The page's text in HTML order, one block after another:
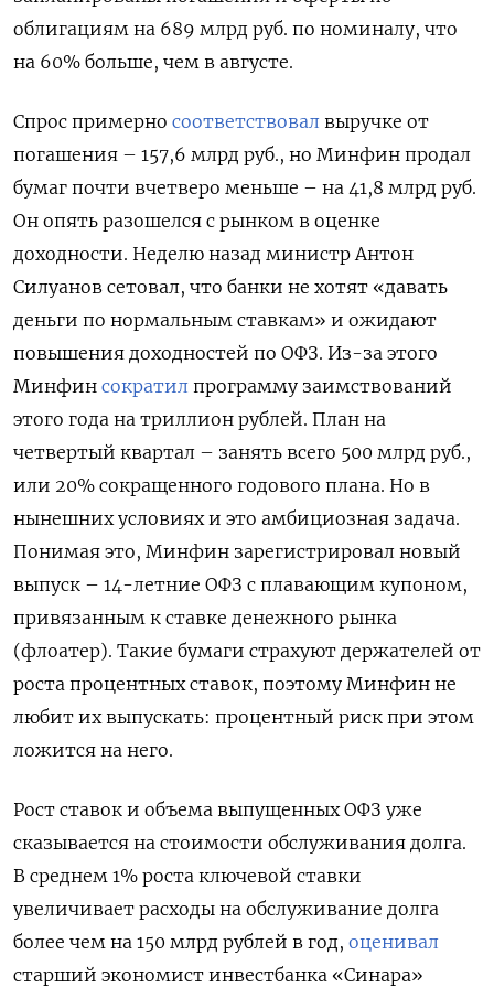
облигациям на 689 млрд руб. по номиналу, что
на 60% больше, чем в августе.
Спрос примерно соответствовал выручке от
погашения – 157,6 млрд руб., но Минфин продал
бумаг почти вчетверо меньше – на 41,8 млрд руб.
Он опять разошелся с рынком в оценке
доходности. Неделю назад министр Антон
Силуанов сетовал, что банки не хотят «давать
деньги по нормальным ставкам» и ожидают
повышения доходностей по ОФЗ. Из-за этого
Минфин сократил программу заимствований
этого года на триллион рублей. План на
четвертый квартал – занять всего 500 млрд руб.,
или 20% сокращенного годового плана. Но в
нынешних условиях и это амбициозная задача.
Понимая это, Минфин зарегистрировал новый
выпуск – 14-летние ОФЗ с плавающим купоном,
привязанным к ставке денежного рынка
(флоатер). Такие бумаги страхуют держателей от
роста процентных ставок, поэтому Минфин не
любит их выпускать: процентный риск при этом
ложится на него.
Рост ставок и объема выпущенных ОФЗ уже
сказывается на стоимости обслуживания долга.
В среднем 1% роста ключевой ставки
увеличивает расходы на обслуживание долга
более чем на 150 млрд рублей в год, оценивал
старший экономист инвестбанка «Синара»